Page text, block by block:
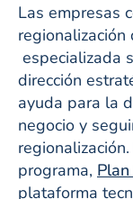
Las empresas
especializada
dirección
ayuda para la
negocio y
programa,
plataforma